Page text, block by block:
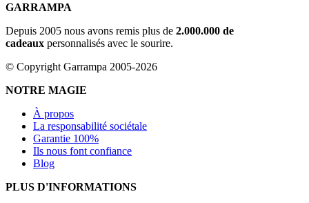
GARRAMPA
Depuis 2005 nous avons remis plus de 2.000.000 de
cadeaux personnalisés avec le sourire.
© Copyright Garrampa 2005-2026
NOTRE MAGIE
À propos
La responsabilité sociétale
Garantie 100%
Ils nous font confiance
Blog
PLUS D'INFORMATIONS